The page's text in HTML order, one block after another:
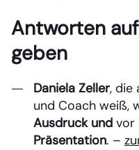
Antworten
geben
Daniela Zeller, die
und Coach weiß,
Ausdruck und vor
Präsentation. –